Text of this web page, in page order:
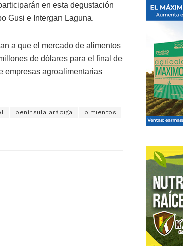
en esta degustación
Gusi e Intergan Laguna.
a que el mercado de alimentos
de dólares para el final de
empresas agroalimentarias
península arábiga pimientos